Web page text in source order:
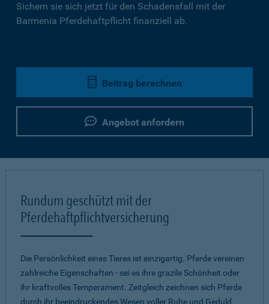
Sichern sie sich jetzt für den Schadensfall mit der
Barmenia Pferdehaftpflicht finanziell ab.
Beitrag berechnen
Angebot anfordern
Rundum geschützt mit der
Pferdehaftpflichtversicherung
Die Persönlichkeit eines Tieres ist einzigartig. Pferde vereinen
zahlreiche Eigenschaften - sei es ihre grazile Schönheit oder
ihr kraftvolles Temperament. Zeitgleich zeichnen sich Pferde
durch ihr beeindruckendes Wesen voller Ruhe und Geduld